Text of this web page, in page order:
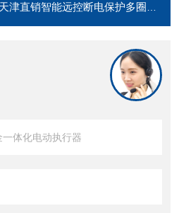
直销智能远控断电保护多圈电动执行器